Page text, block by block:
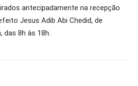
antecipadamente na recepção
Jesus Adib Abi Chedid, de
das 8h às 18h.